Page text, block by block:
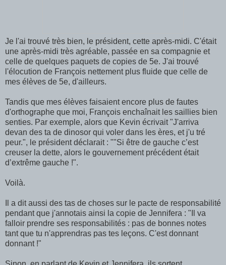
Je l'ai trouvé très bien, le président, cette après-midi. C'était
une après-midi très agréable, passée en sa compagnie et
celle de quelques paquets de copies de 5e. J'ai trouvé
l'élocution de François nettement plus fluide que celle de
mes élèves de 5e, d'ailleurs.
Tandis que mes élèves faisaient encore plus de fautes
d'orthographe que moi, François enchaînait les saillies bien
senties. Par exemple, alors que Kevin écrivait "J'arriva
devan des ta de dinosor qui voler dans les ères, et j'u tré
peur.", le président déclarait : ""Si être de gauche c’est
creuser la dette, alors le gouvernement précédent était
d’extrême gauche !".
Voilà.
Il a dit aussi des tas de choses sur le pacte de responsabilité
pendant que j'annotais ainsi la copie de Jennifera : "Il va
falloir prendre ses responsabilités : pas de bonnes notes
tant que tu n'apprendras pas tes leçons. C'est donnant
donnant !"